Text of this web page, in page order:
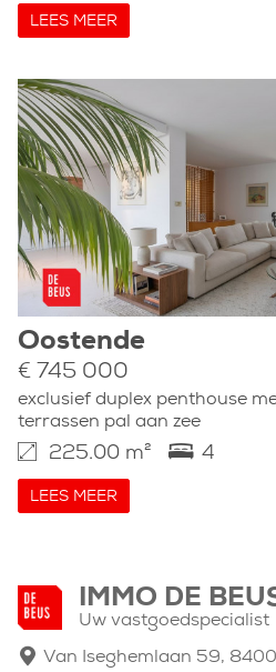
LEES MEER
Oostende
€ 745 000
exclusief duplex penthouse
terrassen pal aan zee
225.00 m² 4
LEES MEER
IMMO DE
Uw vastgoedspecialist
Van Iseghemlaan 59,